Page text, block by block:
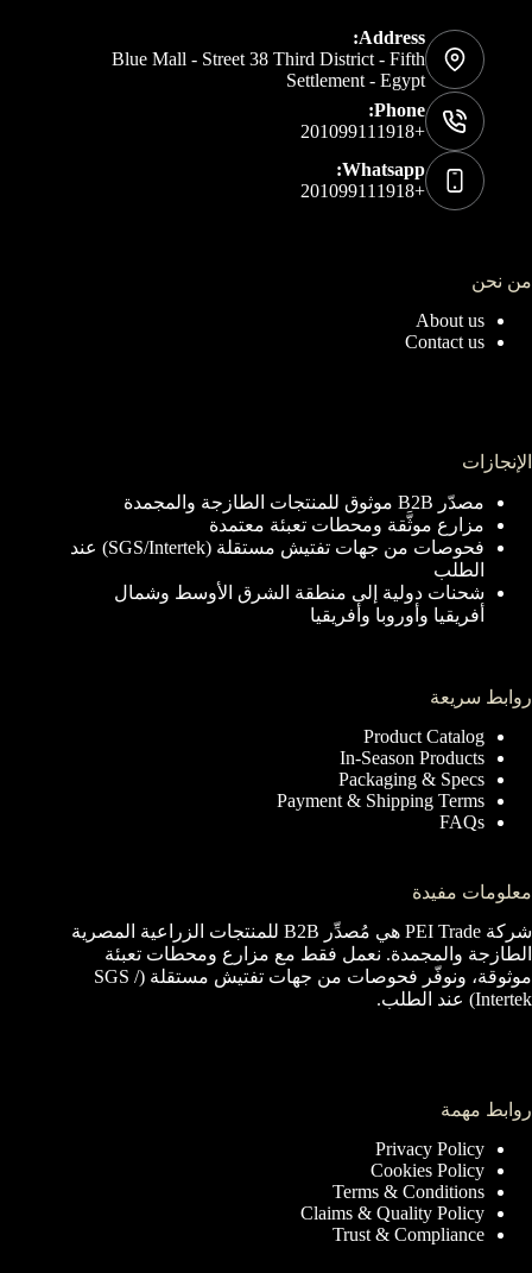
Address:
Blue Mall - Street 38 Third District - Fifth
Settlement - Egypt
Phone:
+201099111918
Whatsapp:
+201099111918
من نحن
About us
Contact us
الإنجازات
مصدّر B2B موثوق للمنتجات الطازجة والمجمدة
مزارع موثَّقة ومحطات تعبئة معتمدة
فحوصات من جهات تفتيش مستقلة (SGS/Intertek) عند
الطلب
شحنات دولية إلى منطقة الشرق الأوسط وشمال
أفريقيا وأوروبا وأفريقيا
روابط سريعة
Product Catalog
In-Season Products
Packaging & Specs
Payment & Shipping Terms
FAQs
معلومات مفيدة
شركة PEI Trade هي مُصدِّر B2B للمنتجات الزراعية المصرية
الطازجة والمجمدة. نعمل فقط مع مزارع ومحطات تعبئة
موثوقة، ونوفّر فحوصات من جهات تفتيش مستقلة (SGS /
Intertek) عند الطلب.
روابط مهمة
Privacy Policy
Cookies Policy
Terms & Conditions
Claims & Quality Policy
Trust & Compliance